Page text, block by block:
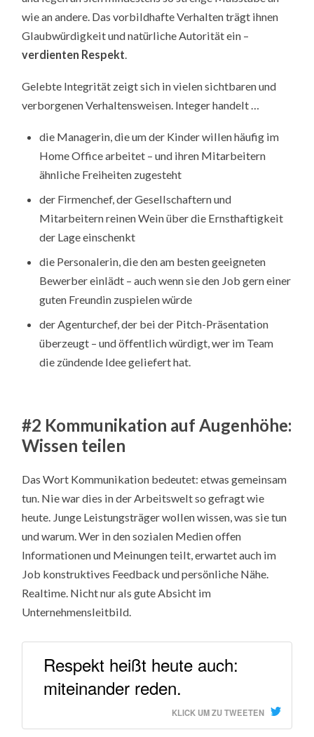
wie an andere. Das vorbildhafte Verhalten trägt ihnen
Glaubwürdigkeit und natürliche Autorität ein –
verdienten Respekt.
Gelebte Integrität zeigt sich in vielen sichtbaren und
verborgenen Verhaltensweisen. Integer handelt …
die Managerin, die um der Kinder willen häufig im
Home Office arbeitet – und ihren Mitarbeitern
ähnliche Freiheiten zugesteht
der Firmenchef, der Gesellschaftern und
Mitarbeitern reinen Wein über die Ernsthaftigkeit
der Lage einschenkt
die Personalerin, die den am besten geeigneten
Bewerber einlädt – auch wenn sie den Job gern einer
guten Freundin zuspielen würde
der Agenturchef, der bei der Pitch-Präsentation
überzeugt – und öffentlich würdigt, wer im Team
die zündende Idee geliefert hat.
#2 Kommunikation auf Augenhöhe:
Wissen teilen
Das Wort Kommunikation bedeutet: etwas gemeinsam
tun. Nie war dies in der Arbeitswelt so gefragt wie
heute. Junge Leistungsträger wollen wissen, was sie tun
und warum. Wer in den sozialen Medien offen
Informationen und Meinungen teilt, erwartet auch im
Job konstruktives Feedback und persönliche Nähe.
Realtime. Nicht nur als gute Absicht im
Unternehmensleitbild.
Respekt heißt heute auch:
miteinander reden.
KLICK UM ZU TWEETEN